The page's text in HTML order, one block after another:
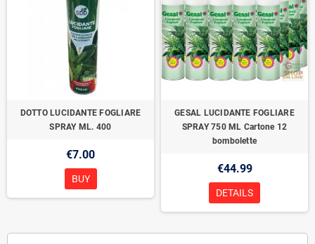
DOTTO LUCIDANTE FOGLIARE
SPRAY ML. 400
€7.00
BUY
GESAL LUCIDANTE FOGLIARE
SPRAY 750 ML Cartone 12
bombolette
€44.99
DETAILS